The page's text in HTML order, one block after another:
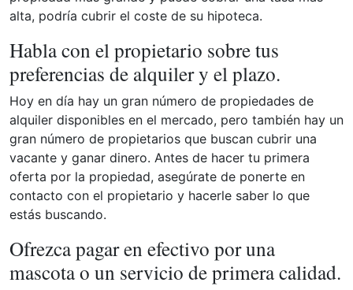
alta, podría cubrir el coste de su hipoteca.
Habla con el propietario sobre tus
preferencias de alquiler y el plazo.
Hoy en día hay un gran número de propiedades de
alquiler disponibles en el mercado, pero también hay un
gran número de propietarios que buscan cubrir una
vacante y ganar dinero. Antes de hacer tu primera
oferta por la propiedad, asegúrate de ponerte en
contacto con el propietario y hacerle saber lo que
estás buscando.
Ofrezca pagar en efectivo por una
mascota o un servicio de primera calidad.